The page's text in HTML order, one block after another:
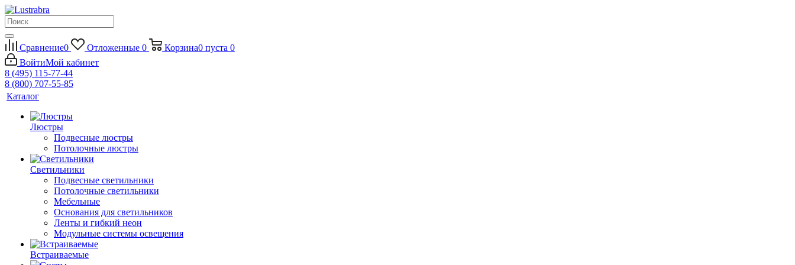
Сравнение0 Отложенные 0 Корзина0 пуста 0
ВойтиМой кабинет
8 (495) 115-77-44
8 (800) 707-55-85
Каталог
Люстры
Подвесные люстры
Потолочные люстры
Светильники
Подвесные светильники
Потолочные светильники
Мебельные
Основания для светильников
Ленты и гибкий неон
Модульные системы освещения
Встраиваемые